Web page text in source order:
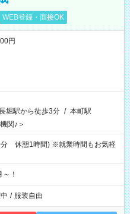
WEB登録・面接OK
円
堀駅から徒歩3分 / 本町駅
関♪＞
休憩1時間) ※就業時間もお気軽
！
/ 服装自由